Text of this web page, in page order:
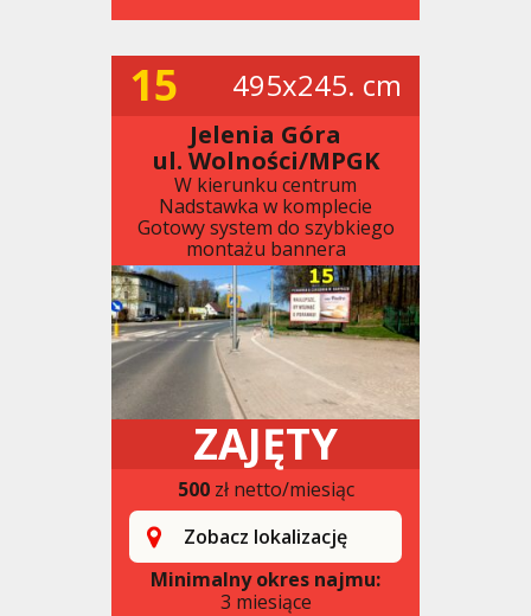
15 495x245. cm
Jelenia Góra
ul. Wolności/MPGK
W kierunku centrum
Nadstawka w komplecie
Gotowy system do szybkiego
montażu bannera
ZAJĘTY
500zł netto/miesiąc
Zobacz lokalizację
Minimalny okres najmu:
3 miesiące